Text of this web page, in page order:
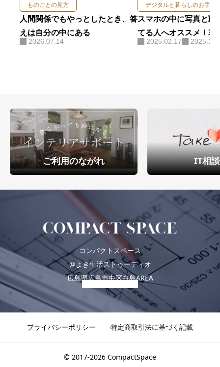
ものごとの見方
人間関係でもやっとしたとき、答
えは自分の中にある
2026.07.14
デジタルと暮らしのお手入
スマホの中に写真と動
てる人へオススメ！3
使ったSDカードリー
2025.02.17
ご利用のながれ IT相
コンパクトスペース
@よき生活ストゥーディオ
広島県広島市中区白島AREA
プライバシーポリシー 特定商取引法に基づく記載
© 2017-2026 CompactSpace